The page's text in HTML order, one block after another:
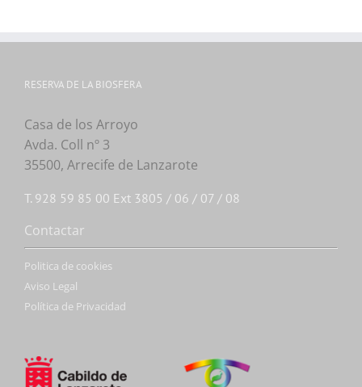
RESERVA DE LA BIOSFERA
Casa de los Arroyo
Avda. Coll nº 3
35500, Arrecife de Lanzarote
T. 928 59 85 00 Ext 3805 / 06 / 07 / 08
Contactar
Politica de cookies
Aviso Legal
Política de Privacidad